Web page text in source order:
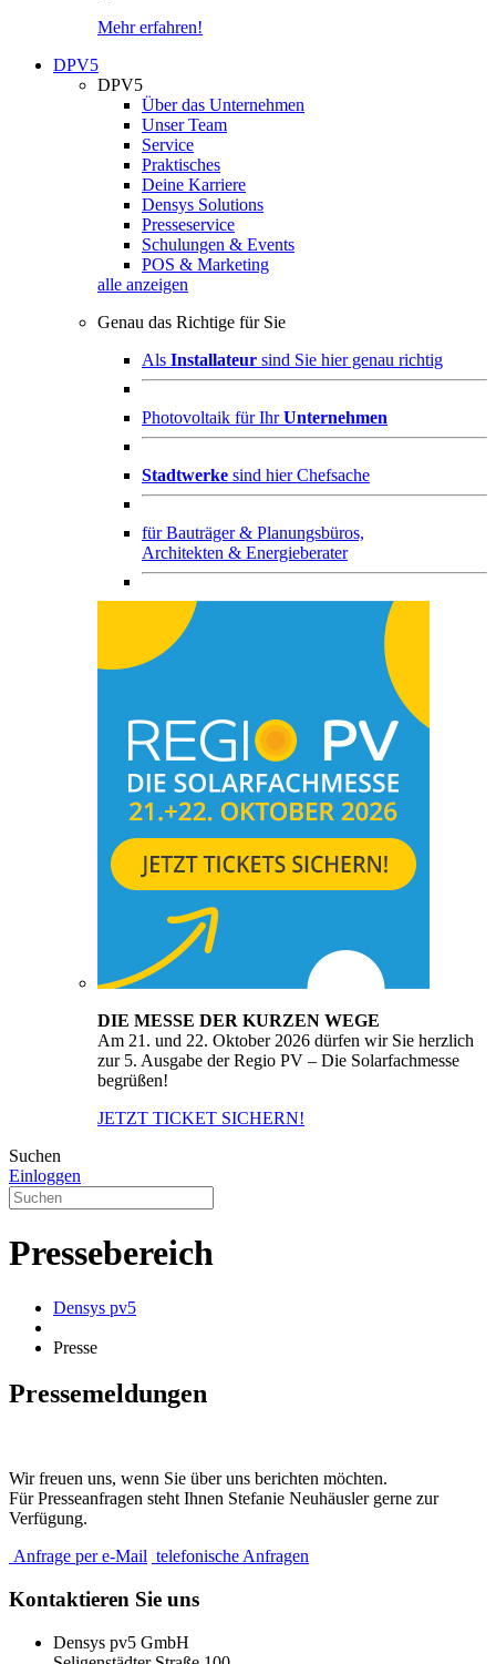
Mehr erfahren!
DPV5
DPV5
Über das Unternehmen
Unser Team
Service
Praktisches
Deine Karriere
Densys Solutions
Presseservice
Schulungen & Events
POS & Marketing
alle anzeigen
Genau das Richtige für Sie
Als Installateur sind Sie hier genau richtig
Photovoltaik für IhrUnternehmen
Stadtwerke sind hier Chefsache
fürBauträger & Planungsbüros,
Architekten & Energieberater
DIE MESSE DER KURZEN WEGE
Am 21. und 22. Oktober 2026 dürfen wir Sie herzlich
zur 5. Ausgabe der Regio PV – Die Solarfachmesse
begrüßen!
JETZT TICKET SICHERN!
Suchen
Einloggen
Pressebereich
Densys pv5
Presse
Pressemeldungen
Wir freuen uns, wenn Sie über uns berichten möchten.
Für Presseanfragen steht Ihnen Stefanie Neuhäusler gerne zur
Verfügung.
Anfrage per e-Mail telefonische Anfragen
Kontaktieren Sie uns
Densys pv5 GmbH